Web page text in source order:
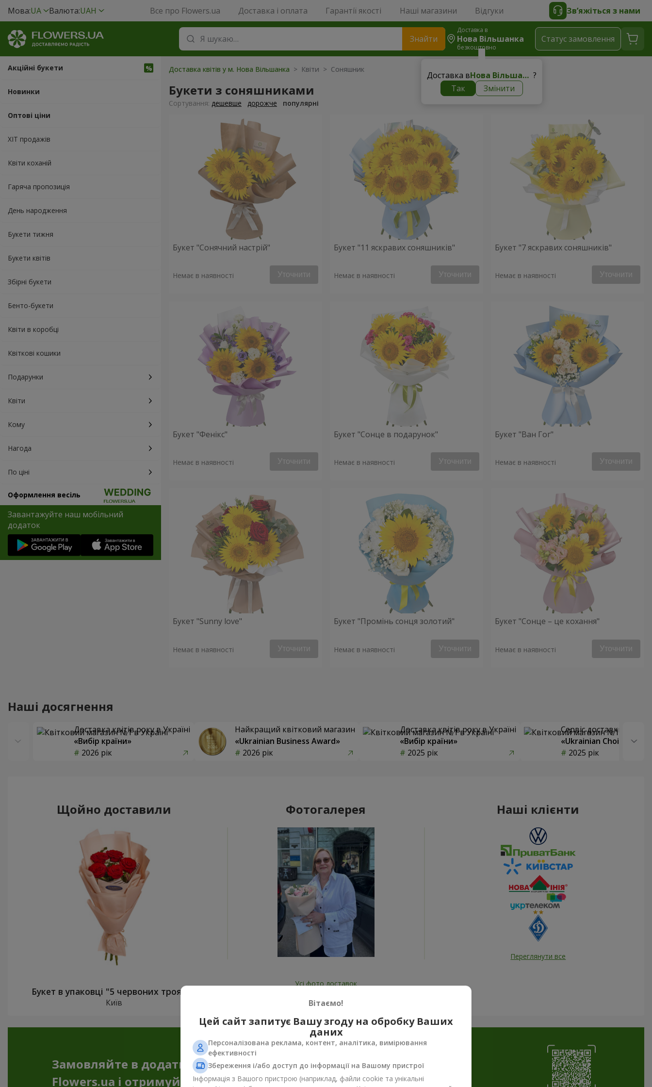
Мова:UA Валюта:UAH Все про Flowers.ua Доставка і оплата Гарантії якості Наші магазини Відгуки Зв’яжіться з нами
Знайти
Доставка в
Нова Вільшанка
безкоштовно
Доставка в Нова Вільшанка ?
Так
Змінити
Статус замовлення
Акційні букети
Новинки
Оптові ціни
ХІТ продажів
Квіти коханій
Гаряча пропозиція
День народження
Букети тижня
Букети квітів
Збірні букети
Бенто-букети
Квіти в коробці
Квіткові кошики
Подарунки
Квіти
Кому
Нагода
По ціні
Оформлення весіль
Завантажуйте наш мобільний
додаток
Доставка квітів у м. Нова Вільшанка > Квіти > Соняшник
Букети з соняшниками
Сортування: дешевше дорожче популярні
Букет "Сонячний настрій"
Немає в наявності Уточнити
Букет "11 яскравих соняшників"
Немає в наявності Уточнити
Букет "7 яскравих соняшників"
Немає в наявності Уточнити
Букет "Фенікс"
Немає в наявності Уточнити
Букет "Сонце в подарунок"
Немає в наявності Уточнити
Букет "Ван Гог"
Немає в наявності Уточнити
Букет "Sunny love"
Немає в наявності Уточнити
Букет "Промінь сонця золотий"
Немає в наявності Уточнити
Букет "Сонце – це кохання"
Немає в наявності Уточнити
Наші досягнення
Доставка квітів року в Україні
«Вибір країни»
2026 рік
Найкращий квітковий магазин
«Ukrainian Business Award»
2026 рік
Доставка квітів року в Україні
«Вибір країни»
2025 рік
Сервіс доставки квітів
«Ukrainian Choice»
2025 рік
Щойно доставили
Букет в упаковці "5 червоних троянд"
Київ
Фотогалерея
Усі фото доставок
Замовити цей товар
Наші клієнти
Переглянути все
Замовляйте в додатку
Flowers.ua і отримуйте бонуси
Вітаємо!
Цей сайт запитує Вашу згоду на обробку Ваших
даних
Персоналізована реклама, контент, аналітика, вимірювання
ефективності
Збереження і/або доступ до інформації на Вашому пристрої
Інформація з Вашого пристрою (наприклад, файли cookie та унікальні